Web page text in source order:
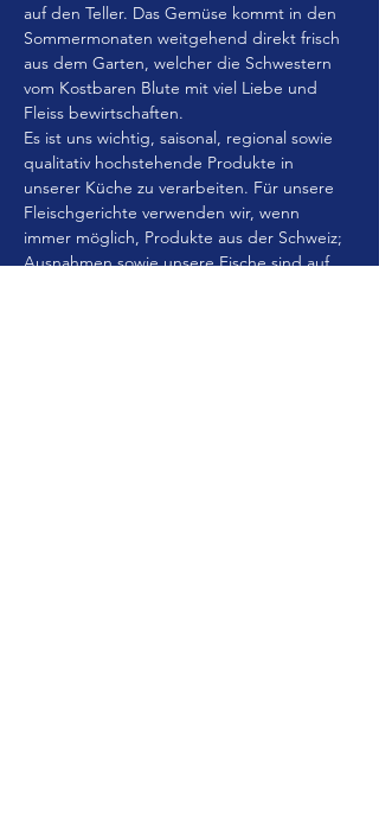
auf den Teller. Das Gemüse kommt in den
Sommermonaten weitgehend direkt frisch
aus dem Garten, welcher die Schwestern
vom Kostbaren Blute mit viel Liebe und
Fleiss bewirtschaften.
Es ist uns wichtig, saisonal, regional sowie
qualitativ hochstehende Produkte in
unserer Küche zu verarbeiten. Für unsere
Fleischgerichte verwenden wir, wenn
immer möglich, Produkte aus der Schweiz;
Ausnahmen sowie unsere Fische sind auf